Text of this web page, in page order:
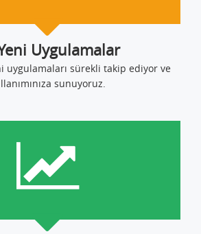
Uygulamalar
uygulamaları sürekli takip ediyor ve
sunuyoruz.